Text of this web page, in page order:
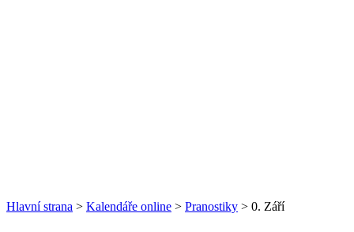
Hlavní strana > Kalendáře online > Pranostiky > 0. Září